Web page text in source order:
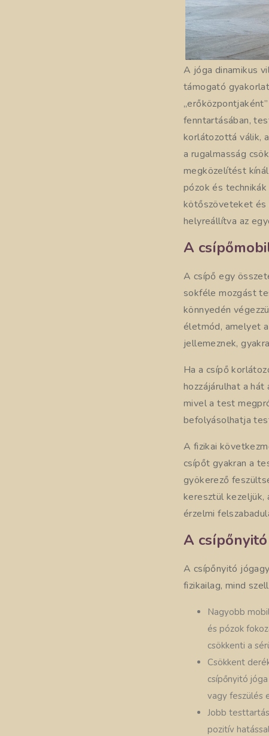
A jóga dinamikus
támogató
fenntartásában,
korlátozottá válik,
a rugalmasság
megközelítést
pózok és
kötőszöveteket és
helyreállítva az
A
A csípő egy
sokféle mozgást
könnyedén
életmód, amelyet
jellemeznek,
Ha a csípő
hozzájárulhat a hát
mivel a test
befolyásolhatja
A fizikai
csípőt gyakran a
gyökerező
keresztül kezeljük,
érzelmi
A
A csípőnyitó
fizikailag, mind
Nagyobb
és pózok
csökkenti a
Csökkent
csípőnyitó
vagy feszülés
Jobb
pozitív